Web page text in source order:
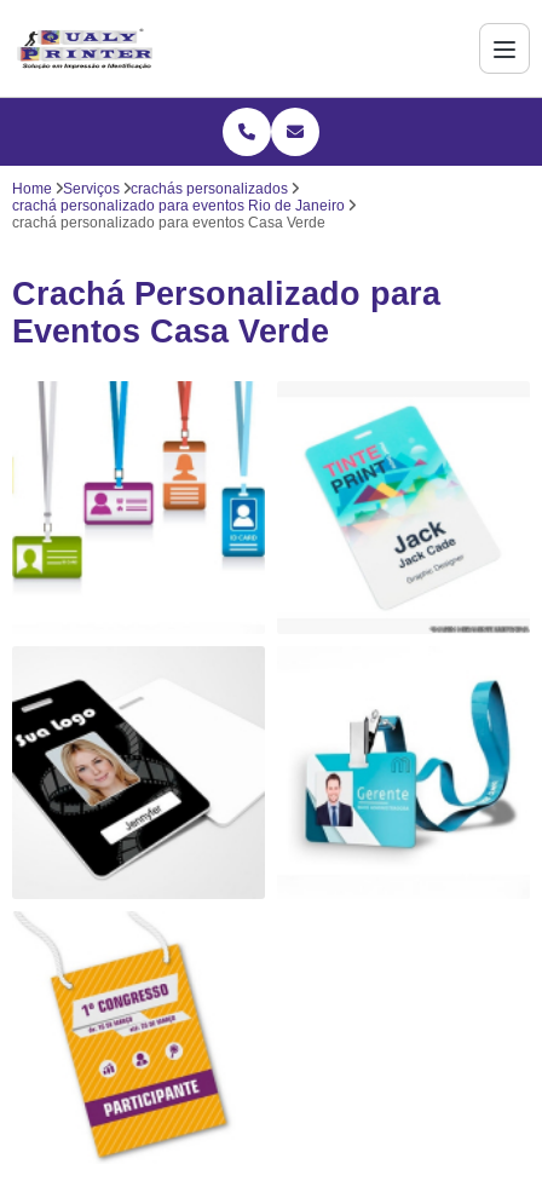
Home Serviços
crachás personalizados
crachá personalizado para eventos Rio de Janeiro
crachá personalizado para eventos Casa Verde
Crachá Personalizado para
Eventos Casa Verde